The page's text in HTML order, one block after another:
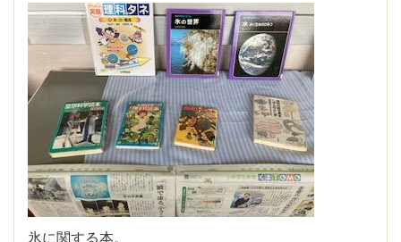
氷に関する本。